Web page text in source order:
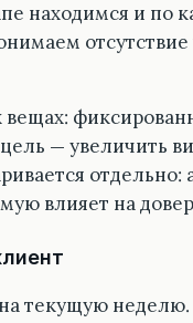
находимся и по
вещах:
— увеличить
отдельно:
влияет на
текущую неделю.